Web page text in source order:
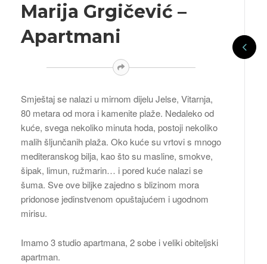
Marija Grgičević –
Apartmani
Smještaj se nalazi u mirnom dijelu Jelse, Vitarnja,
80 metara od mora i kamenite plaže. Nedaleko od
kuće, svega nekoliko minuta hoda, postoji nekoliko
malih šljunčanih plaža. Oko kuće su vrtovi s mnogo
mediteranskog bilja, kao što su masline, smokve,
šipak, limun, ružmarin… i pored kuće nalazi se
šuma. Sve ove biljke zajedno s blizinom mora
pridonose jedinstvenom opuštajućem i ugodnom
mirisu.
Imamo 3 studio apartmana, 2 sobe i veliki obiteljski
apartman.